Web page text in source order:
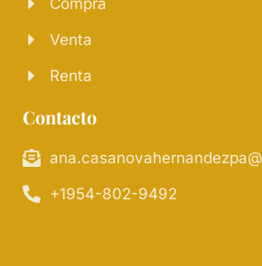
Venta
Renta
Contacto
+1954-802-9492